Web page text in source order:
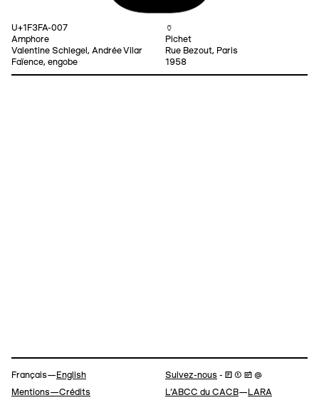
U+1F3FA-007
Amphore
🏺
Pichet
Valentine Schlegel, Andrée Vilar
Faïence, engobe
Rue Bezout, Paris
1958
Navigation
Français— English Suivez-nous - 🄵 ⓣ 📷 @
Mentions—Crédits L’ABCC du CACB— LARA